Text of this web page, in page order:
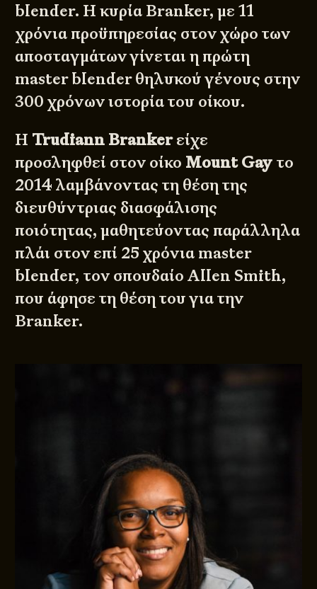
blender. Η κυρία Branker, με 11
χρόνια προϋπηρεσίας στον χώρο των
αποσταγμάτων γίνεται η πρώτη
master blender θηλυκού γένους στην
300 χρόνων ιστορία του οίκου.
Η Trudiann Brankerείχε
προσληφθεί στον οίκο Mount Gay το
2014 λαμβάνοντας τη θέση της
διευθύντριας διασφάλισης
ποιότητας, μαθητεύοντας παράλληλα
πλάι στον επί 25 χρόνια master
blender, τον σπουδαίο Allen Smith,
που άφησε τη θέση του για την
Branker.